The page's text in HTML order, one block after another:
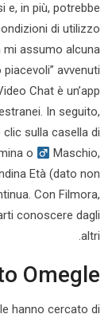
e, in più, potrebbe
di utilizzo
assumo alcuna
avvenuti
Chat è un’app
In seguito,
sulla casella di
o
Maschio,
Età (dato non
Con Filmora,
conoscere dagli
altri.
Omegle?
hanno cercato di